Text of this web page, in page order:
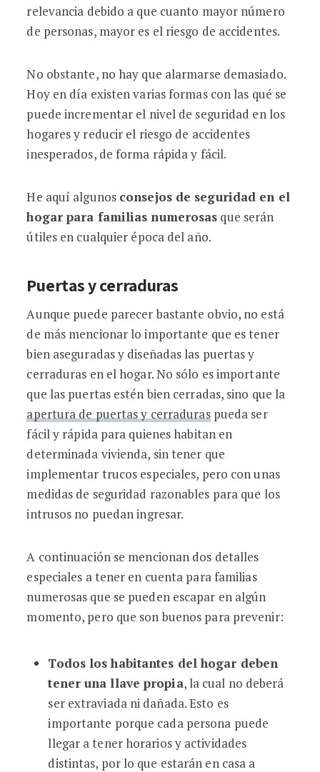
relevancia debido a que cuanto mayor número
de personas, mayor es el riesgo de accidentes.
No obstante, no hay que alarmarse demasiado.
Hoy en día existen varias formas con las qué se
puede incrementar el nivel de seguridad en los
hogares y reducir el riesgo de accidentes
inesperados, de forma rápida y fácil.
He aquí algunos consejos de seguridad en el
hogar para familias numerosas que serán
útiles en cualquier época del año.
Puertas y cerraduras
Aunque puede parecer bastante obvio, no está
de más mencionar lo importante que es tener
bien aseguradas y diseñadas las puertas y
cerraduras en el hogar. No sólo es importante
que las puertas estén bien cerradas, sino que la
apertura de puertas y cerraduraspueda ser
fácil y rápida para quienes habitan en
determinada vivienda, sin tener que
implementar trucos especiales, pero con unas
medidas de seguridad razonables para que los
intrusos no puedan ingresar.
A continuación se mencionan dos detalles
especiales a tener en cuenta para familias
numerosas que se pueden escapar en algún
momento, pero que son buenos para prevenir:
Todos los habitantes del hogar deben
tener una llave propia, la cual no deberá
ser extraviada ni dañada. Esto es
importante porque cada persona puede
llegar a tener horarios y actividades
distintas, por lo que estarán en casa a